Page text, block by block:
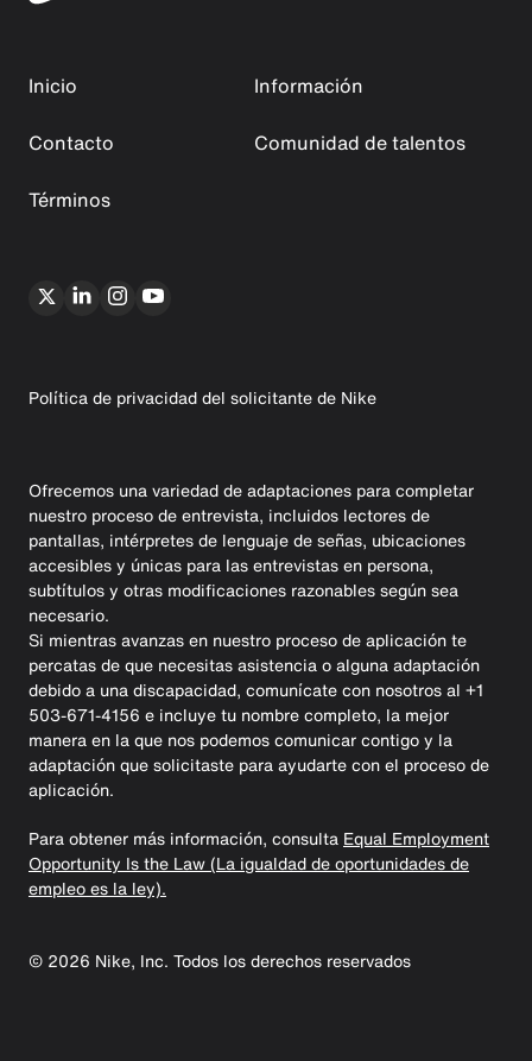
Inicio
Información
Contacto
Comunidad de talentos
Términos
Política de privacidad del solicitante de Nike
Ofrecemos una variedad de adaptaciones para completar
nuestro proceso de entrevista, incluidos lectores de
pantallas, intérpretes de lenguaje de señas, ubicaciones
accesibles y únicas para las entrevistas en persona,
subtítulos y otras modificaciones razonables según sea
necesario.
Si mientras avanzas en nuestro proceso de aplicación te
percatas de que necesitas asistencia o alguna adaptación
debido a una discapacidad, comunícate con nosotros al +1
503-671-4156 e incluye tu nombre completo, la mejor
manera en la que nos podemos comunicar contigo y la
adaptación que solicitaste para ayudarte con el proceso de
aplicación.
Para obtener más información, consulta Equal Employment
Opportunity Is the Law (La igualdad de oportunidades de
empleo es la ley).
© 2026 Nike, Inc. Todos los derechos reservados